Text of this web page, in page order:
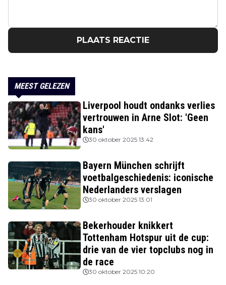
PLAATS REACTIE
MEEST GELEZEN
Liverpool houdt ondanks verlies
vertrouwen in Arne Slot: 'Geen
kans'
30 oktober 2025 13:42
Bayern München schrijft
voetbalgeschiedenis: iconische
Nederlanders verslagen
30 oktober 2025 13:01
Bekerhouder knikkert
Tottenham Hotspur uit de cup:
drie van de vier topclubs nog in
de race
30 oktober 2025 10:20